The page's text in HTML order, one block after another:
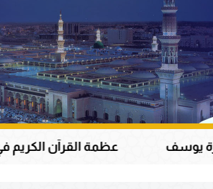
عظمة القرآن الكريم في هداية القلوب